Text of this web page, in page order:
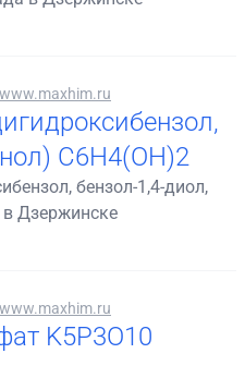
www.maxhim.ru
C6H4(OH)2
бензол-1,4-диол,
в Дзержинске
www.maxhim.ru
K5P3O10